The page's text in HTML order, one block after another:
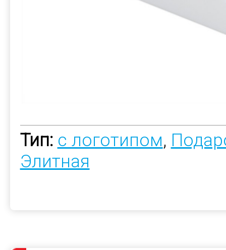
Тип: с логотипом,
Элитная